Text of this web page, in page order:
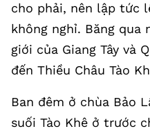
cho phải, nên lập tức
không nghỉ. Băng qua
giới của Giang Tây và
đến Thiều Châu Tào
Ban đêm ở chùa Bảo
suối Tào Khê ở trước